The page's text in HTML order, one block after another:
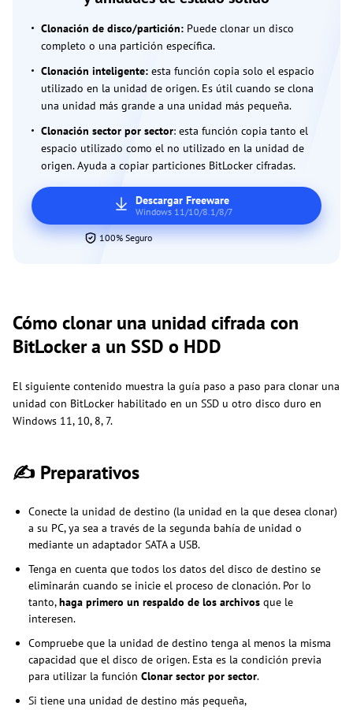
Clonación de disco/partición: Puede clonar un disco
completo o una partición específica.
Clonación inteligente: esta función copia solo el espacio
utilizado en la unidad de origen. Es útil cuando se clona
una unidad más grande a una unidad más pequeña.
Clonación sector por sector: esta función copia tanto el
espacio utilizado como el no utilizado en la unidad de
origen. Ayuda a copiar particiones BitLocker cifradas.
Descargar Freeware
Windows 11/10/8.1/8/7
100% Seguro
Cómo clonar una unidad cifrada con
BitLocker a un SSD o HDD
El siguiente contenido muestra la guía paso a paso para clonar una
unidad con BitLocker habilitado en un SSD u otro disco duro en
Windows 11, 10, 8, 7.
✍ Preparativos
Conecte la unidad de destino (la unidad en la que desea clonar)
a su PC, ya sea a través de la segunda bahía de unidad o
mediante un adaptador SATA a USB.
Tenga en cuenta que todos los datos del disco de destino se
eliminarán cuando se inicie el proceso de clonación. Por lo
tanto,haga primero un respaldo de los archivos que le
interesen.
Compruebe que la unidad de destino tenga al menos la misma
capacidad que el disco de origen. Esta es la condición previa
para utilizar la función Clonar sector por sector.
Si tiene una unidad de destino más pequeña,